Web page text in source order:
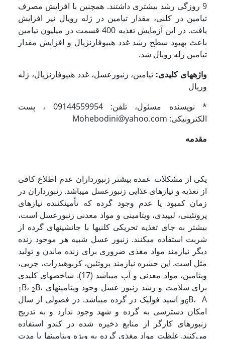
9 روزگی رشد بیشتری داشتند. همچنین با افزایش مصرف
تیامین در کلنی، مقدار تیامین در ژله رویال نیز افزایش
یافت. در این آزمایش تغذیه 400 قسمت در میلیون تیامین
باعث بهبود سطح رشد غدد هیپوفارنژیال و افزایش مقدار
تیامین ژله رویال شد.
واژه­های کلیدی: تیامین، زنبورعسل، غدد هیپوفارنژیال، ژله
وریال
* نویسنده مسئول، تلفن: 09144559954 ، پست
الکترونیکی: Mohebodini@yahoo.com
مقدمه
یکی از مشکلات عمده بیشتر زنبورداران عدم اطلاع کافی
از تغذیه و نیازهای غذایی زنبورعسل می­باشد. زنبورداران در
زمان کمبود یا عدم وجود گرده که تأمین­کننده نیازهای
پروتئینی، لیپیدی، ویتامینی و مواد معدنی زنبورعسل است،
بیشتر به جای تغذیه تحریکی کلنی­ها با جانشین­های گرده از
شربت استفاده می­کنند. زنبور عسل شبیه هر موجود زنده
دیگر نیازمند مواد مغذی ضروری برای زنده ماندن و تولید
مثل است. این حشره نیازمند پروتئین، کربوهیدرات، چربی،
ویتامین­، مواد معدنی و آب می­باشد (17). شاخص­های کلیدی
برای سلامت و رشد زنبور عسل وجود ویتامین­های
1B، 2B،
6B، Aو اسید فولیک در گرده می­باشد. در فصولی از سال
امکان دسترسی به گرده و شهد وجود ندارد و به تدریج
زنبورهای کارگر از منابع ذخیره شده در کندو استفاده
می‌کنند. غلظت مواد مغذی گرده به ویژه ویتامین­ها با مدت